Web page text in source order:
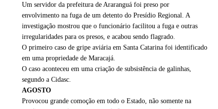
Um servidor da prefeitura de Araranguá foi preso por
envolvimento na fuga de um detento do Presídio Regional. A
investigação mostrou que o funcionário facilitou a fuga e outras
irregularidades para os presos, e acabou sendo flagrado.
O primeiro caso de gripe aviária em Santa Catarina foi identificado
em uma propriedade de Maracajá.
O caso aconteceu em uma criação de subsistência de galinhas,
segundo a Cidasc.
AGOSTO
Provocou grande comoção em todo o Estado, não somente na